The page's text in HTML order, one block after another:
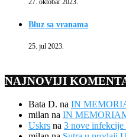
Bluz sa vranama
25. jul 2023.
NAJNOVIJI
Bata D. na IN
milan na IN
Uskrs na 3 nove